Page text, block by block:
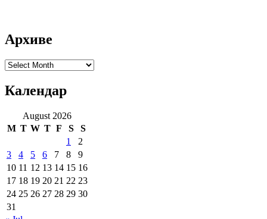
Архиве
Архиве
Календар
August 2026
M T W T F S
S
1
2
3
4 5 6 7 8
9
10 11 12 13 14 15 16
17 18 19 20 21 22 23
24 25 26 27 28 29 30
31